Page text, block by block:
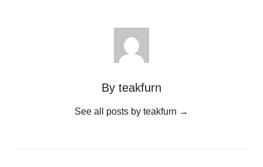
By teakfurn
See all posts by teakfurn →